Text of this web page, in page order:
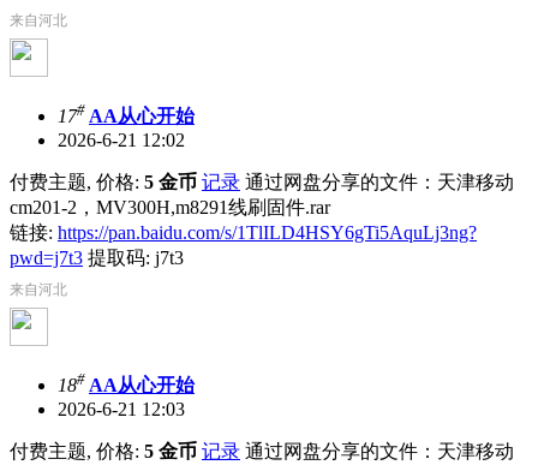
来自河北
17# AA从心开始
2026-6-21 12:02
付费主题, 价格: 5 金币 记录 通过网盘分享的文件：天津移动
cm201-2，MV300H,m8291线刷固件.rar
链接: https://pan.baidu.com/s/1TlILD4HSY6gTi5AquLj3ng?
pwd=j7t3 提取码: j7t3
来自河北
18# AA从心开始
2026-6-21 12:03
付费主题, 价格: 5 金币 记录 通过网盘分享的文件：天津移动